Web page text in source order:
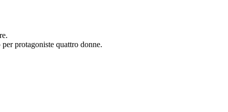
protagoniste quattro donne.